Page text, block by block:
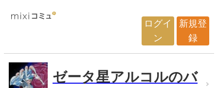
ログイ
ン
新規登
録
ゼータ星アルコルのバ